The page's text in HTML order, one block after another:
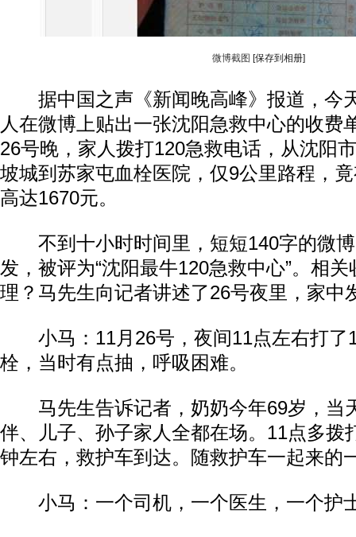
微博截图 [保存到相册]
据中国之声《新闻晚高峰》报道，今
人在微博上贴出一张沈阳急救中心的收费
26号晚，家人拨打120急救电话，从沈阳
坡城到苏家屯血栓医院，仅9公里路程，
高达1670元。
不到十小时时间里，短短140字的微博
发，被评为“沈阳最牛120急救中心”。相
理？马先生向记者讲述了26号夜里，家中
小马：11月26号，夜间11点左右打了
栓，当时有点抽，呼吸困难。
马先生告诉记者，奶奶今年69岁，当
伴、儿子、孙子家人全都在场。11点多拨
钟左右，救护车到达。随救护车一起来的
小马：一个司机，一个医生，一个护